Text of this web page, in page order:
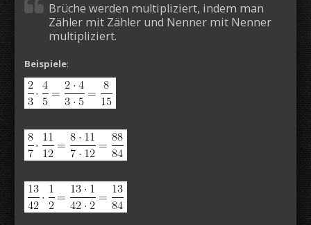
Brüche werden multipliziert, indem man
Zähler mit Zähler und Nenner mit Nenner
multipliziert.
Beispiele: